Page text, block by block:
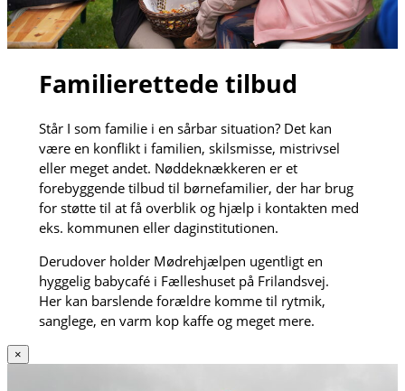
Familierettede tilbud
Står I som familie i en sårbar situation? Det kan
være en konflikt i familien, skilsmisse, mistrivsel
eller meget andet. Nøddeknækkeren er et
forebyggende tilbud til børnefamilier, der har brug
for støtte til at få overblik og hjælp i kontakten med
eks. kommunen eller daginstitutionen.
Derudover holder Mødrehjælpen ugentligt en
hyggelig babycafé i Fælleshuset på Frilandsvej.
Her kan barslende forældre komme til rytmik,
sanglege, en varm kop kaffe og meget mere.
×